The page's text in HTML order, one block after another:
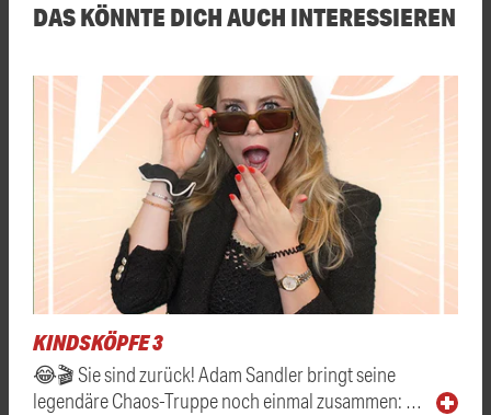
DAS KÖNNTE DICH AUCH INTERESSIEREN
KINDSKÖPFE 3
😂🎬 Sie sind zurück! Adam Sandler bringt seine
legendäre Chaos-Truppe noch einmal zusammen: …